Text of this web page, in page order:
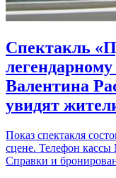
Спектакль
Валентина
увидят
Показ спектакля
сцене. Телефон кассы
Справки и